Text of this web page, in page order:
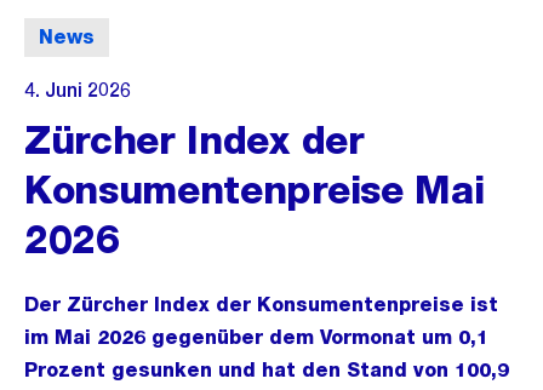
News
4. Juni 2026
Zürcher Index der
Konsumentenpreise Mai
2026
Der Zürcher Index der Konsumentenpreise ist
im Mai 2026 gegenüber dem Vormonat um 0,1
Prozent gesunken und hat den Stand von 100,9